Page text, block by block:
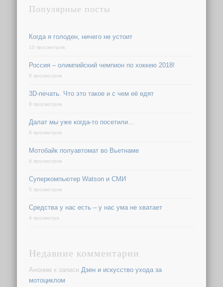
Популярные посты
Когда я голоден, ничего не устоит
10 просмотров
Россия – олимпийский чемпион по хоккею 2018!
8 просмотров
3D-печать. Что это такое и с чем её едят
8 просмотров
Далат мы уже когда-то посетили…
8 просмотров
Мотобайк полуавтомат во Вьетнаме
6 просмотров
Суперкомпьютер Watson и СМИ
5 просмотров
Средства у нас есть – у нас ума не хватает
4 просмотра
Недавние комментарии
Аноним к записи Дзен и искусство ухода за
мотоциклом